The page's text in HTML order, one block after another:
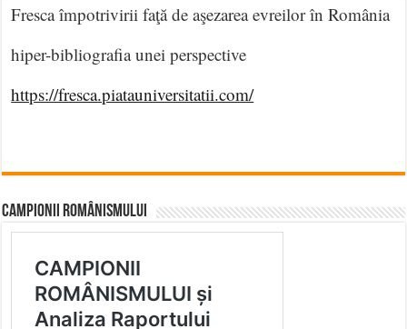
Fresca împotrivirii faţă de aşezarea evreilor în România
hiper-bibliografia unei perspective
https://fresca.piatauniversitatii.com/
CAMPIONII ROMÂNISMULUI